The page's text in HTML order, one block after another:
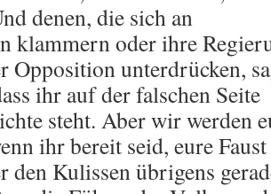
denen, die sich an
klammern oder ihre
Opposition unterdrücken,
ihr auf der falschen Seite
steht. Aber wir werden
ihr bereit seid, eure
den Kulissen übrigens